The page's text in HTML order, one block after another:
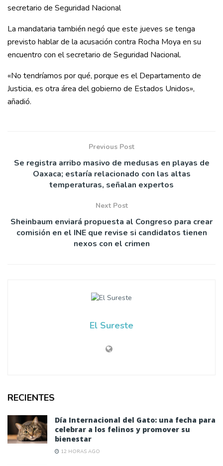
secretario de Seguridad Nacional
La mandataria también negó que este jueves se tenga
previsto hablar de la acusación contra Rocha Moya en su
encuentro con el secretario de Seguridad Nacional.
«No tendríamos por qué, porque es el Departamento de
Justicia, es otra área del gobierno de Estados Unidos»,
añadió.
Previous Post
Se registra arribo masivo de medusas en playas de
Oaxaca; estaría relacionado con las altas
temperaturas, señalan expertos
Next Post
Sheinbaum enviará propuesta al Congreso para crear
comisión en el INE que revise si candidatos tienen
nexos con el crimen
El Sureste
RECIENTES
Día Internacional del Gato: una fecha para
celebrar a los felinos y promover su
bienestar
12 HORAS AGO